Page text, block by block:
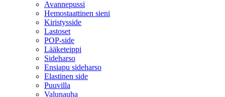
Avannepussi
Hemostaattinen sieni
Kiristysside
Lastoset
POP-side
Lääketeippi
Sideharso
Ensiapu sideharso
Elastinen side
Puuvilla
Valunauha